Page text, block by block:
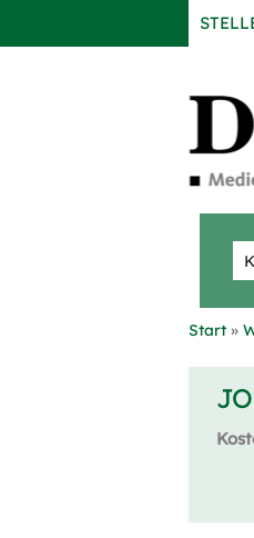
Start